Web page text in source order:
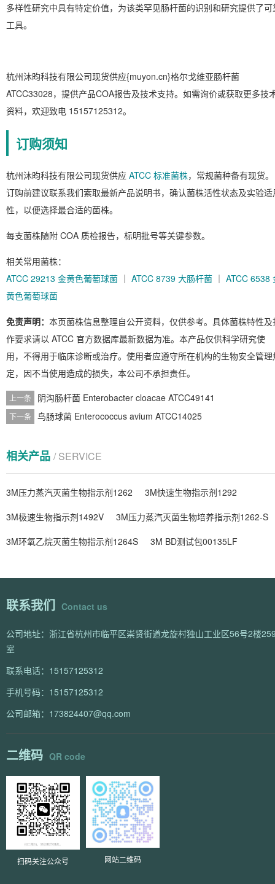
多样性研究中具有特定价值，为该类罕见肠杆菌的识别和研究提供了可
工具。
杭州沐昀科技有限公司现货供应{muyon.cn}格尔戈维亚肠杆菌
ATCC33028，提供产品COA报告及技术支持。如需询价或获取更多技
资料，欢迎致电 15157125312。
订购须知
杭州沐昀科技有限公司现货供应 ATCC 标准菌株，常规菌种备有现货。
订购前建议联系我们索取最新产品说明书，确认菌株活性状态及实验适
性，以便选择最合适的菌株。
每支菌株随附 COA 质检报告，标明批号等关键参数。
相关常用菌株：
ATCC 29213 金黄色葡萄球菌 ｜ ATCC 8739 大肠杆菌 ｜ ATCC 6538
黄色葡萄球菌
免责声明： 本页菌株信息整理自公开资料，仅供参考。具体菌株特性及
作要求请以 ATCC 官方数据库最新数据为准。本产品仅供科学研究使
用，不得用于临床诊断或治疗。使用者应遵守所在机构的生物安全管理
定，因不当使用造成的损失，本公司不承担责任。
上一条 阴沟肠杆菌 Enterobacter cloacae ATCC49141
下一条 鸟肠球菌 Enterococcus avium ATCC14025
相关产品 / SERVICE
3M压力蒸汽灭菌生物指示剂1262
3M快速生物指示剂1292
3M极速生物指示剂1492V
3M压力蒸汽灭菌生物培养指示剂1262-S
3M环氧乙烷灭菌生物指示剂1264S
3M BD测试包00135LF
联系我们 Contact us
公司地址：浙江省杭州市临平区崇贤街道龙旋村独山工业区56号2楼
室
联系电话：15157125312
手机号码：15157125312
公司邮箱：173824407@qq.com
二维码 QR code
扫码关注公众号 网站二维码